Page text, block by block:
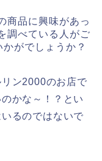
商品に興味があっ
調べている人がご
がでしょうか？
ン2000のお店で
かな～！？とい
るのではないで